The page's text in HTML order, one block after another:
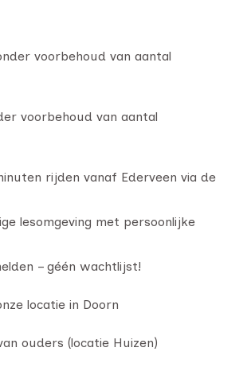
voorbehoud van aantal
voorbehoud van aantal
rijden vanaf Ederveen via de
lesomgeving met persoonlijke
– géén wachtlijst!
locatie in Doorn
ouders (locatie Huizen)